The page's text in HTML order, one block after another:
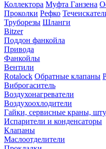
Коллектора Муфта Ганзена
Проколки Рефко
Труборезы Шланги
Bitzer
Поддон фанкойла
Привода
Фанкойлы
Вентили
Rotalock Обратные клапаны
Виброгаситель
Воздухонагреватели
Воздухоохлодители
Гайки, сервисные краны,
Испарители и конденсаторы
Клапаны
Маслоотделители